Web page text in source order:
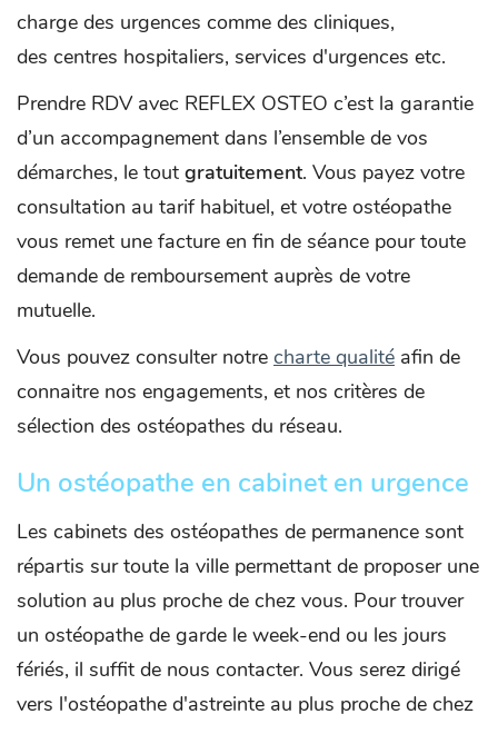
charge des urgences comme des cliniques,
des centres hospitaliers, services d'urgences etc.
Prendre RDV avec REFLEX OSTEO c’est la garantie
d’un accompagnement dans l’ensemble de vos
démarches, le tout gratuitement. Vous payez votre
consultation au tarif habituel, et votre ostéopathe
vous remet une facture en fin de séance pour toute
demande de remboursement auprès de votre
mutuelle.
Vous pouvez consulter notre charte qualité afin de
connaitre nos engagements, et nos critères de
sélection des ostéopathes du réseau.
Un ostéopathe en cabinet en urgence
Les cabinets des ostéopathes de permanence sont
répartis sur toute la ville permettant de proposer une
solution au plus proche de chez vous. Pour trouver
un ostéopathe de garde le week-end ou les jours
fériés, il suffit de nous contacter. Vous serez dirigé
vers l'ostéopathe d'astreinte au plus proche de chez